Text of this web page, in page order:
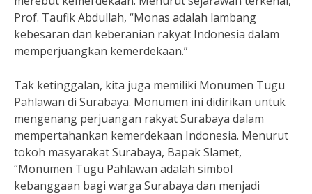
Prof. Taufik Abdullah, “Monas adalah lambang
kebesaran dan keberanian rakyat Indonesia dalam
memperjuangkan kemerdekaan.”
Tak ketinggalan, kita juga memiliki Monumen Tugu
Pahlawan di Surabaya. Monumen ini didirikan untuk
mengenang perjuangan rakyat Surabaya dalam
mempertahankan kemerdekaan Indonesia. Menurut
tokoh masyarakat Surabaya, Bapak Slamet,
“Monumen Tugu Pahlawan adalah simbol
kebanggaan bagi warga Surabaya dan menjadi